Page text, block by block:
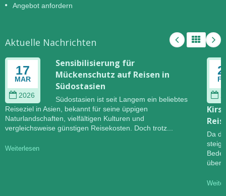
Angebot anfordern
Aktuelle Nachrichten
17
MAR
2026
Sensibilisierung für
Mückenschutz auf Reisen in
Südostasien
Südostasien ist seit Langem ein beliebtes
Reiseziel in Asien, bekannt für seine üppigen
Naturlandschaften, vielfältigen Kulturen und
vergleichsweise günstigen Reisekosten. Doch trotz...
Weiterlesen
Da